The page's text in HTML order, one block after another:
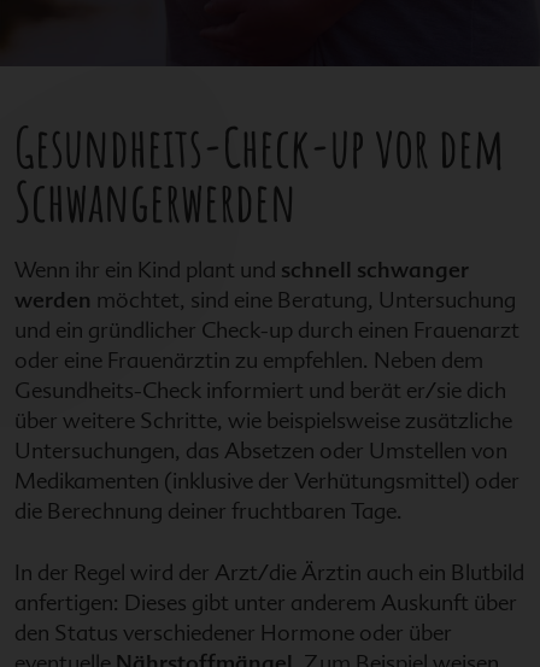
Gesundheits-Check-up vor dem
Schwangerwerden
Wenn ihr ein Kind plant und schnell schwanger
werden möchtet, sind eine Beratung, Untersuchung
und ein gründlicher Check-up durch einen Frauenarzt
oder eine Frauenärztin zu empfehlen. Neben dem
Gesundheits-Check informiert und berät er/sie dich
über weitere Schritte, wie beispielsweise zusätzliche
Untersuchungen, das Absetzen oder Umstellen von
Medikamenten (inklusive der Verhütungsmittel) oder
die Berechnung deiner fruchtbaren Tage.
In der Regel wird der Arzt/die Ärztin auch ein Blutbild
anfertigen: Dieses gibt unter anderem Auskunft über
den Status verschiedener Hormone oder über